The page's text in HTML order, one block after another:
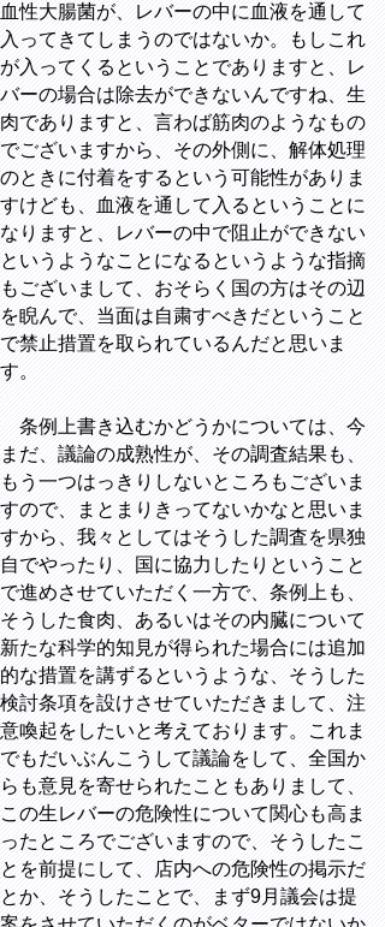
血性大腸菌が、レバーの中に血液を通して
入ってきてしまうのではないか。もしこれ
が入ってくるということでありますと、レ
バーの場合は除去ができないんですね、生
肉でありますと、言わば筋肉のようなもの
でございますから、その外側に、解体処理
のときに付着をするという可能性がありま
すけども、血液を通して入るということに
なりますと、レバーの中で阻止ができない
というようなことになるというような指摘
もございまして、おそらく国の方はその辺
を睨んで、当面は自粛すべきだということ
で禁止措置を取られているんだと思いま
す。
条例上書き込むかどうかについては、今
まだ、議論の成熟性が、その調査結果も、
もう一つはっきりしないところもございま
すので、まとまりきってないかなと思いま
すから、我々としてはそうした調査を県独
自でやったり、国に協力したりということ
で進めさせていただく一方で、条例上も、
そうした食肉、あるいはその内臓について
新たな科学的知見が得られた場合には追加
的な措置を講ずるというような、そうした
検討条項を設けさせていただきまして、注
意喚起をしたいと考えております。これま
でもだいぶんこうして議論をして、全国か
らも意見を寄せられたこともありまして、
この生レバーの危険性について関心も高ま
ったところでございますので、そうしたこ
とを前提にして、店内への危険性の掲示だ
とか、そうしたことで、まず9月議会は提